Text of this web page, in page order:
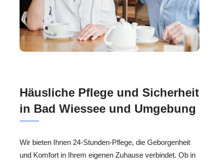
Häusliche Pflege und Sicherheit
in Bad Wiessee und Umgebung
Wir bieten Ihnen 24-Stunden-Pflege, die Geborgenheit
und Komfort in Ihrem eigenen Zuhause verbindet. Ob in